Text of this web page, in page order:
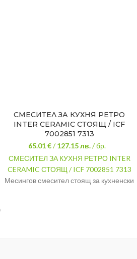
СМЕСИТЕЛ ЗА КУХНЯ РЕТРО
INTER CERAMIC СТОЯЩ / ICF
7002851 7313
65.01 €/127.15лв. / бр.
СМЕСИТЕЛ ЗА КУХНЯ РЕТРО INTER
CERAMIC СТОЯЩ / ICF 7002851 7313
Месингов смесител стоящ за кухненски